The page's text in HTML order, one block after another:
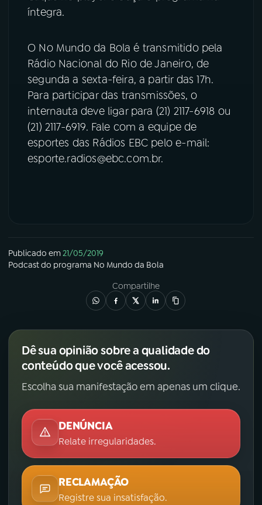
íntegra.
O No Mundo da Bola é transmitido pela
Rádio Nacional do Rio de Janeiro, de
segunda a sexta-feira, a partir das 17h.
Para participar das transmissões, o
internauta deve ligar para (21) 2117-6918 ou
(21) 2117-6919. Fale com a equipe de
esportes das Rádios EBC pelo e-mail:
esporte.radios@ebc.com.br.
Publicado em21/05/2019
Podcastdo programa No Mundo da Bola
Compartilhe
Dê sua opinião sobre a qualidade do
conteúdo que você acessou.
Escolha sua manifestação em apenas um clique.
DENÚNCIA
Relate irregularidades.
RECLAMAÇÃO
Registre sua insatisfação.